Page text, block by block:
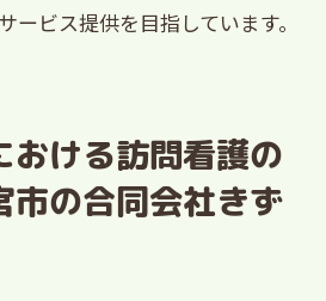
の選び方西宮市で合同会社
度が高い理由
迅速なサービス提供
師のサポート
ービス提供を目指しています。
おける訪問看護の
市の合同会社きず